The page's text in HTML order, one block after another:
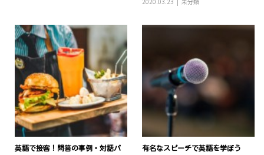
英語で接客！問答の事例・対話パ
有名なスピーチで英語を学ぼう